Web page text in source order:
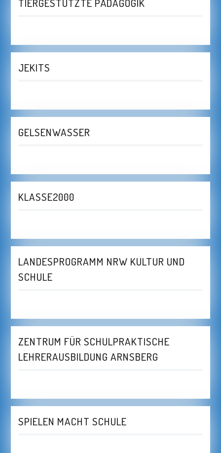
TIERGESTÜTZTE PÄDAGOGIK
JEKITS
GELSENWASSER
KLASSE2000
LANDESPROGRAMM NRW KULTUR UND
SCHULE
ZENTRUM FÜR SCHULPRAKTISCHE
LEHRERAUSBILDUNG ARNSBERG
SPIELEN MACHT SCHULE